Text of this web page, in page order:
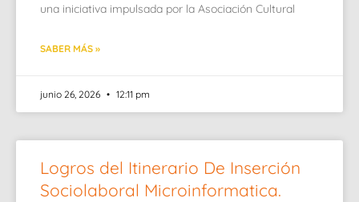
una iniciativa impulsada por la Asociación Cultural
SABER MÁS »
junio 26, 2026 12:11 pm
Logros del Itinerario De Inserción
Sociolaboral Microinformatica.